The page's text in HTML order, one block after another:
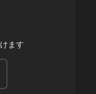
ます